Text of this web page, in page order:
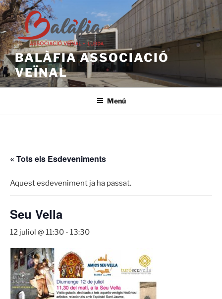
Vés
al
contingut
BALÀFIA ASSOCIACIÓ
VEÏNAL
Menú
« Tots els Esdeveniments
Aquest esdeveniment ja ha passat.
Seu Vella
12 juliol @ 11:30 - 13:30